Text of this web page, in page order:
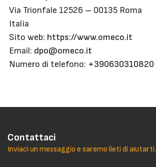
Via Trionfale 12526 – 00135 Roma
Italia
Sito web: https://www.omeco.it
Email: dpo@omeco.it
Numero di telefono: +390630310820
Contattaci
Inviaci un messaggio e saremo lieti di aiutarti.